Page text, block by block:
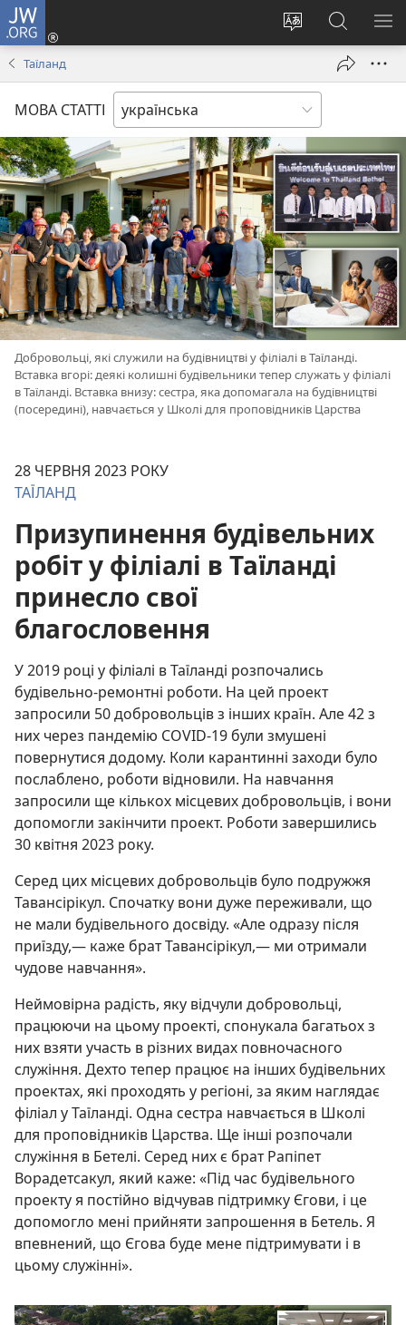
JW.ORG
Змінити
Увійти
(відкривається
вікні)
Пошук
на
сайті
Таїланд
МОВА СТАТТІ
Добровольці, які служили на будівництві у філіалі в Таїланді.
Вставка вгорі: деякі колишні будівельники тепер служать у філіалі
в Таїланді. Вставка внизу: сестра, яка допомагала на будівництві
(посередині), навчається у Школі для проповідників Царства
28 ЧЕРВНЯ 2023 РОКУ
ТАЇЛАНД
Призупинення будівельних
робіт у філіалі в Таїланді
принесло свої
благословення
У 2019 році у філіалі в Таїланді розпочались
будівельно-ремонтні роботи. На цей проект
запросили 50 добровольців з інших країн. Але 42 з
них через пандемію COVID-19 були змушені
повернутися додому. Коли карантинні заходи було
послаблено, роботи відновили. На навчання
запросили ще кількох місцевих добровольців, і вони
допомогли закінчити проект. Роботи завершились
30 квітня 2023 року.
Серед цих місцевих добровольців було подружжя
Тавансірікул. Спочатку вони дуже переживали, що
не мали будівельного досвіду. «Але одразу після
приїзду,— каже брат Тавансірікул,— ми отримали
чудове навчання».
Неймовірна радість, яку відчули добровольці,
працюючи на цьому проекті, спонукала багатьох з
них взяти участь в різних видах повночасного
служіння. Дехто тепер працює на інших будівельних
проектах, які проходять у регіоні, за яким наглядає
філіал у Таїланді. Одна сестра навчається в Школі
для проповідників Царства. Ще інші розпочали
служіння в Бетелі. Серед них є брат Рапіпет
Ворадетсакул, який каже: «Під час будівельного
проекту я постійно відчував підтримку Єгови, і це
допомогло мені прийняти запрошення в Бетель. Я
впевнений, що Єгова буде мене підтримувати і в
цьому служінні».